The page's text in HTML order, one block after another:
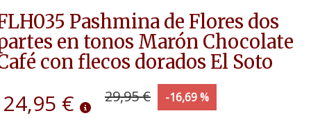
Pashmina de Flores dos
en tonos Marón Chocolate
con flecos dorados El Soto
24,95 € 29,95 € -16,69 %